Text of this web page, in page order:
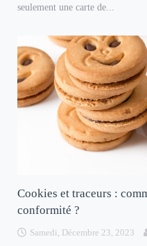
seulement une carte de...
Cookies et traceurs :
conformité ?
Samedi, Décembre 23, 2023